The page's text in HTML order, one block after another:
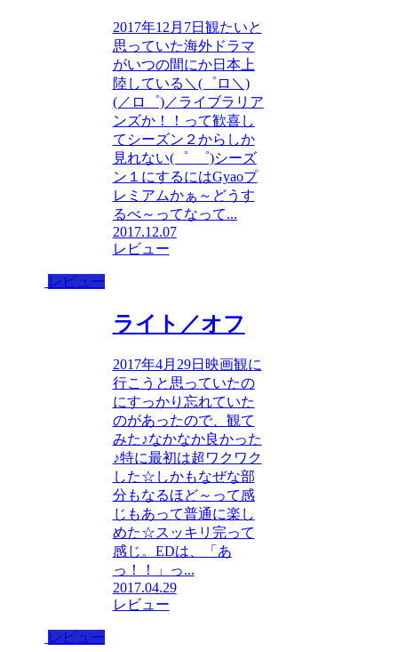
2017年12月7日観たいと
思っていた海外ドラマ
がいつの間にか日本上
陸している＼(゜ロ＼)
(／ロ゜)／ライブラリア
ンズか！！って歓喜し
てシーズン２からしか
見れない(゜_゜)シーズ
ン１にするにはGyaoプ
レミアムかぁ～どうす
るべ～ってなって...
2017.12.07
レビュー
レビュー
ライト／オフ
2017年4月29日映画観に
行こうと思っていたの
にすっかり忘れていた
のがあったので、観て
みた♪なかなか良かった
♪特に最初は超ワクワク
した☆しかもなぜな部
分もなるほど～って感
じもあって普通に楽し
めた☆スッキリ完って
感じ。EDは、「あ
っ！！」っ...
2017.04.29
レビュー
レビュー